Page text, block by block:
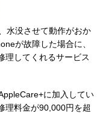
水没させて動作がおか
が故障した場合に、
理してくれるサービス
に加入してい
理料金が90,000円を超